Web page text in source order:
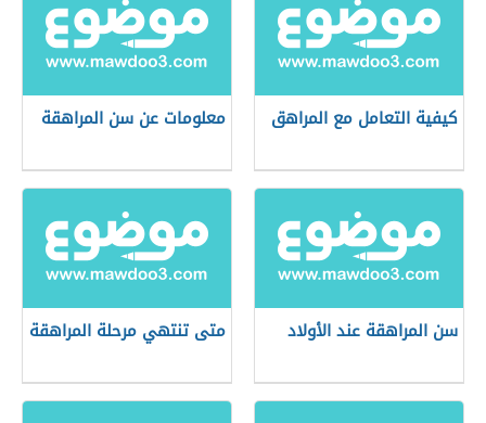
كيفية التعامل مع المراهق معلومات عن سن المراهقة
سن المراهقة عند الأولاد متى تنتهي مرحلة المراهقة